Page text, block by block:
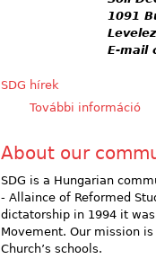
1091
E-mail
SDG hírek
További információ
About our
SDG is a Hungarian
- Allaince of Reformed
dictatorship in 1994 it
Movement. Our mission
Church’s schools.